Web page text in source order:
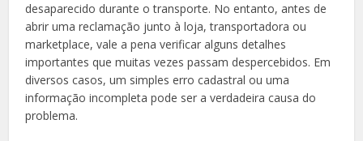
desaparecido durante o transporte. No entanto, antes de
abrir uma reclamação junto à loja, transportadora ou
marketplace, vale a pena verificar alguns detalhes
importantes que muitas vezes passam despercebidos. Em
diversos casos, um simples erro cadastral ou uma
informação incompleta pode ser a verdadeira causa do
problema.